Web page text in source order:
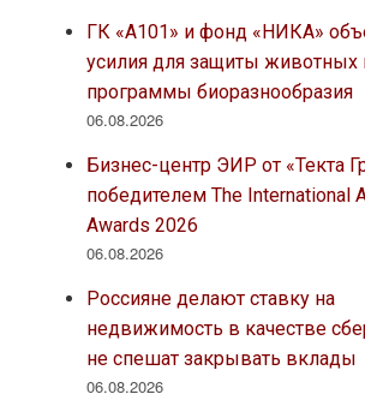
ГК «А101» и фонд «НИКА»
усилия для защиты животных
программы биоразнообразия
06.08.2026
Бизнес-центр ЭИР от «Текта
победителем The International
Awards 2026
06.08.2026
Россияне делают ставку на
недвижимость в качестве
не спешат закрывать вклады
06.08.2026